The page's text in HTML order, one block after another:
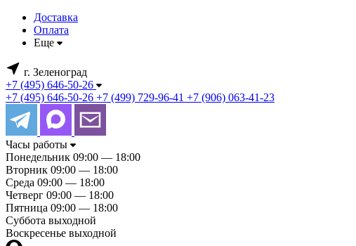
Доставка
Оплата
Еще
г. Зеленоград
+7 (495) 646-50-26
+7 (495) 646-50-26 +7 (499) 729-96-41 +7 (906) 063-41-23
Часы работы
Понедельник 09:00 — 18:00
Вторник 09:00 — 18:00
Среда 09:00 — 18:00
Четверг 09:00 — 18:00
Пятница 09:00 — 18:00
Суббота выходной
Воскресенье выходной